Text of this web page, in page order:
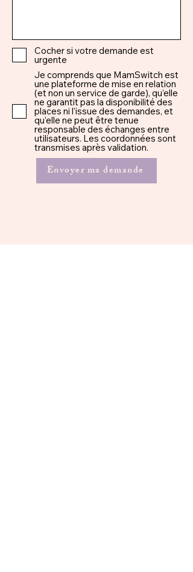
Cocher si votre demande est
urgente
Je comprends que MamSwitch est
une plateforme de mise en relation
(et non un service de garde), qu’elle
ne garantit pas la disponibilité des
places ni l’issue des demandes, et
qu’elle ne peut être tenue
responsable des échanges entre
utilisateurs. Les coordonnées sont
transmises après validation.
Envoyer ma demande